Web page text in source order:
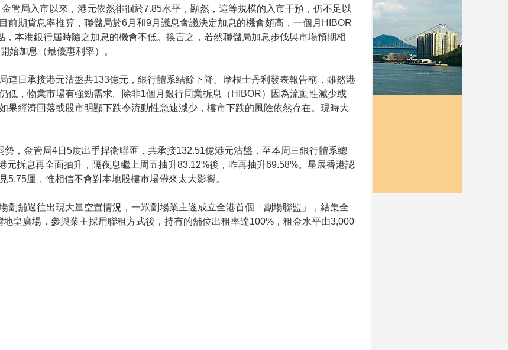
管局入市以來，港元依然徘徊於7.85水平，顯然，這等規模的入市干預，仍不足以
前期貨息率推算，聯儲局於6月和9月議息會議決定加息的機會頗高，一個月HIBOR
本港銀行屆時隨之加息的機會不低。換言之，若然聯儲局加息步伐與市場預期相
始加息（最優惠利率）。
連日承接港元沽盤共133億元，銀行體系結餘下降。摩根士丹利發表報告稱，雖然港
低，物業市場有強勁需求。除非1個月銀行同業拆息（HIBOR）因為流動性減少或
果經濟回落或股市明顯下跌令流動性急速減少，樓市下跌的風險依然存在。現時大
勢，金管局4日5度出手捍衛聯匯，共承接132.51億港元沽盤，至本周三銀行體系總
拆息再全面抽升，隔夜息繼上周五抽升83.12%後，昨再抽升69.58%。星展香港認
厘，惟相信不會對本地股樓市場帶來太大影響。
劏舖過往出現大量空置情況，一眾劏場業主遂成立全港首個「劏場聯盟」，結集全
皇廣場，參與業主採用聯租方式後，持有的舖位出租率達100%，租金水平由3,000